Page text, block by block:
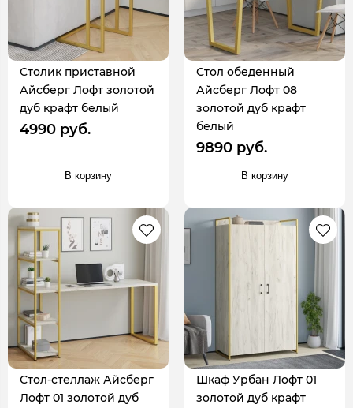
Столик приставной
Айсберг Лофт золотой
дуб крафт белый
4990 руб.
В корзину
Стол обеденный
Айсберг Лофт 08
золотой дуб крафт
белый
9890 руб.
В корзину
Стол-стеллаж Айсберг
Лофт 01 золотой дуб
Шкаф Урбан Лофт 01
золотой дуб крафт